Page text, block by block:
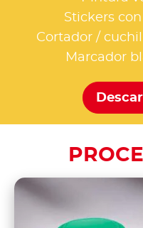
Stickers
Cortador /
Marcador